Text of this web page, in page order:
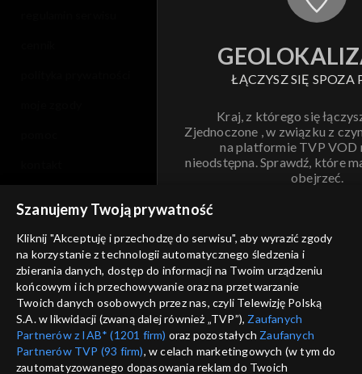
ŁĄCZYSZ SIĘ SPOZA
Kraj, z którego się
Zjednoczone , w związku z
na platformie TVP VOD
nieodstępna. Sprawdź, które
obejrzeć.
ANULUJ
informacje o dostawcy usług
Szanujemy Twoją prywatność
Kliknij "Akceptuję i przechodzę do serwisu", aby wyrazić zgody
na korzystanie z technologii automatycznego śledzenia i
zbierania danych, dostęp do informacji na Twoim urządzeniu
końcowym i ich przechowywanie oraz na przetwarzanie
Twoich danych osobowych przez nas, czyli Telewizję Polską
S.A. w likwidacji (zwaną dalej również „TVP”), Zaufanych
Partnerów z IAB* (1201 firm) oraz pozostałych Zaufanych
Partnerów TVP (93 firm), w celach marketingowych (w tym do
zautomatyzowanego dopasowania reklam do Twoich